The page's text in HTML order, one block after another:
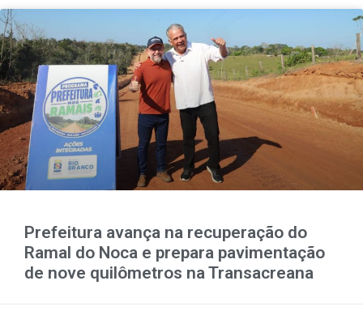
Prefeitura avança na recuperação do
Ramal do Noca e prepara pavimentação
de nove quilômetros na Transacreana